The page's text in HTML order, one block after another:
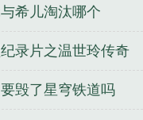
希儿淘汰哪个
录片之温世玲传奇
毁了星穹铁道吗